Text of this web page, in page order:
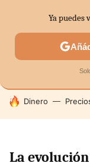
SECTORES
HOY SE HABLA
Dinero
La
Ya puedes